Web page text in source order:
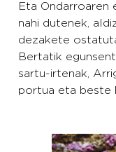
Eta Ondarroaren
nahi dutenek,
dezakete
Bertatik
sartu-irtenak,
portua eta beste